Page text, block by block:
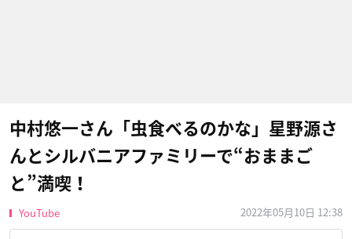
中村悠一さん「虫食べるのかな」星野源さ
んとシルバニアファミリーで“おままご
と”満喫！
YouTube 2022年05月10日 12:38